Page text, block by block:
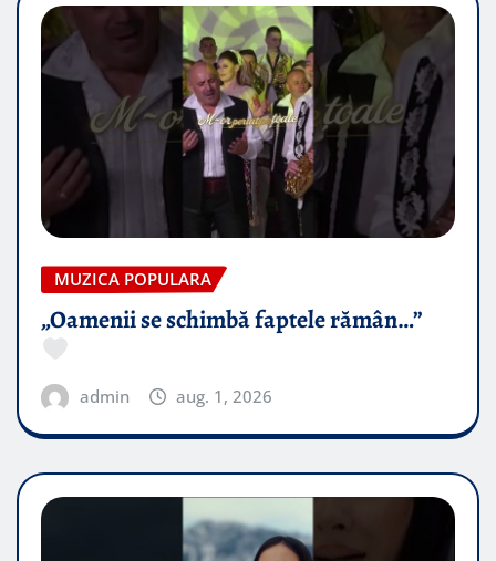
MUZICA POPULARA
„Oamenii se schimbă faptele rămân…”
admin aug. 1, 2026